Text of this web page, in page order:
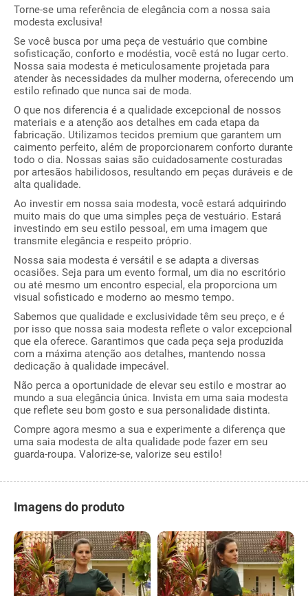
Torne-se uma referência de elegância com a nossa saia
modesta exclusiva!
Se você busca por uma peça de vestuário que combine
sofisticação, conforto e modéstia, você está no lugar certo.
Nossa saia modesta é meticulosamente projetada para
atender às necessidades da mulher moderna, oferecendo um
estilo refinado que nunca sai de moda.
O que nos diferencia é a qualidade excepcional de nossos
materiais e a atenção aos detalhes em cada etapa da
fabricação. Utilizamos tecidos premium que garantem um
caimento perfeito, além de proporcionarem conforto durante
todo o dia. Nossas saias são cuidadosamente costuradas
por artesãos habilidosos, resultando em peças duráveis e de
alta qualidade.
Ao investir em nossa saia modesta, você estará adquirindo
muito mais do que uma simples peça de vestuário. Estará
investindo em seu estilo pessoal, em uma imagem que
transmite elegância e respeito próprio.
Nossa saia modesta é versátil e se adapta a diversas
ocasiões. Seja para um evento formal, um dia no escritório
ou até mesmo um encontro especial, ela proporciona um
visual sofisticado e moderno ao mesmo tempo.
Sabemos que qualidade e exclusividade têm seu preço, e é
por isso que nossa saia modesta reflete o valor excepcional
que ela oferece. Garantimos que cada peça seja produzida
com a máxima atenção aos detalhes, mantendo nossa
dedicação à qualidade impecável.
Não perca a oportunidade de elevar seu estilo e mostrar ao
mundo a sua elegância única. Invista em uma saia modesta
que reflete seu bom gosto e sua personalidade distinta.
Compre agora mesmo a sua e experimente a diferença que
uma saia modesta de alta qualidade pode fazer em seu
guarda-roupa. Valorize-se, valorize seu estilo!
Imagens do produto